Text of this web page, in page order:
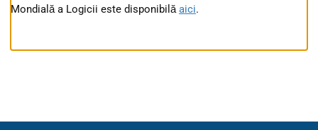
Mondială a Logicii este disponibilăaici.